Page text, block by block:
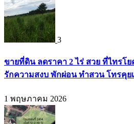
3
ขายที่ดิน ลดราคา 2 ไร่ สวย ที่ไทรโ
รักความสงบ พักผ่อน ทำสวน โทรคุยเ
1 พฤษภาคม 2026